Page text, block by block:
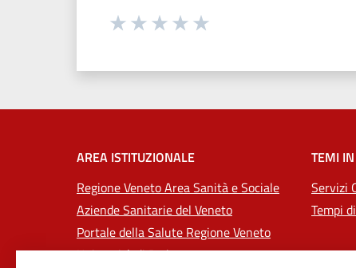
Seleziona una valutazione da 1 a
AREA ISTITUZIONALE
Regione Veneto Area Sanità e Sociale
Aziende Sanitarie del Veneto
Portale della Salute Regione Veneto
Università di Padova
TEMI
Servizi
Tempi